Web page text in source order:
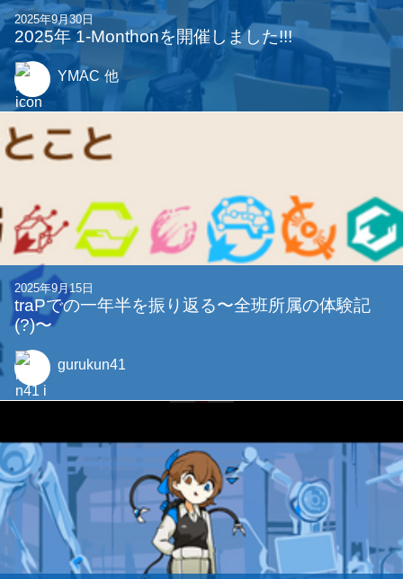
2023年9月3日
タイピング＆アクション『TypeTheCode』作り
ました
YMAC